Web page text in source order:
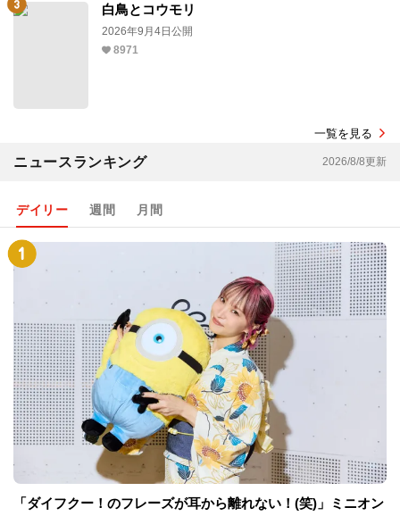
白鳥とコウモリ
2026年9月4日公開
8971
一覧を見る
ニュースランキング 2026/8/8更新
デイリー 週間 月間
「ダイフクー！のフレーズが耳から離れない！(笑)」ミニオン